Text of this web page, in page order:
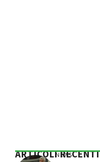
ARTICOLI RECENTI
NEWS